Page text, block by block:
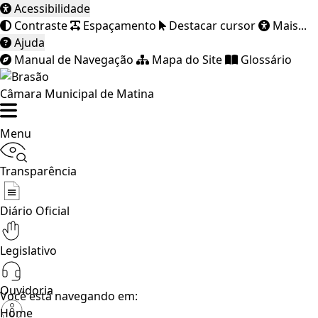
Acessibilidade
Contraste
Espaçamento Destacar cursor
Mais...
Ajuda
Manual de Navegação
Mapa do Site Glossário
Câmara Municipal de Matina
Menu
Transparência
Diário Oficial
Legislativo
Ouvidoria
Você está navegando em:
Home